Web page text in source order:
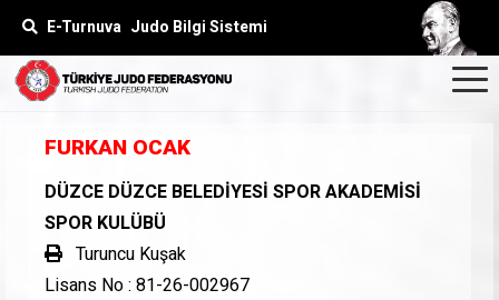
E-Turnuva Judo Bilgi Sistemi
FURKAN OCAK
DÜZCE DÜZCE BELEDİYESİ SPOR AKADEMİSİ
SPOR KULÜBÜ
Turuncu Kuşak
Lisans No : 81-26-002967